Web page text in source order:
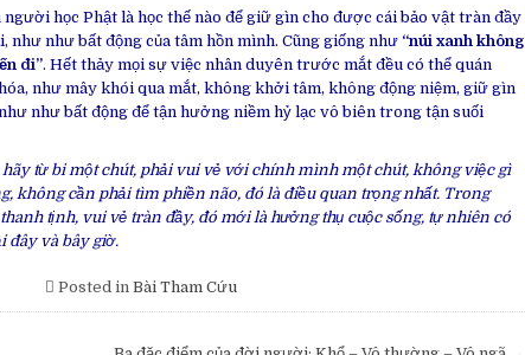
học Phật là học thế nào để giữ gìn cho được cái bảo vật tràn đầy
như như bất động của tâm hồn mình. Cũng giống như “núi xanh không
đi”. Hết thảy mọi sự việc nhân duyên trước mắt đều có thể quán
như mây khói qua mắt, không khởi tâm, không động niệm, giữ gìn
như bất động để tận hưởng niềm hỷ lạc vô biên trong tận suối
từ bi một chút, phải vui vẻ với chính mình một chút, không việc gì
không cần phải tìm phiền não, đó là điều quan trọng nhất. Trong
tịnh, vui vẻ tràn đầy, đó mới là hưởng thụ cuộc sống, tự nhiên có
đây và bây giờ.
Posted in Bài Tham Cứu